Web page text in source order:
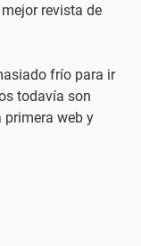
revista de
frío para ir
todavía son
primera web y